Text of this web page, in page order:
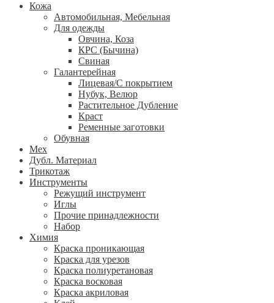
Кожа
Автомобильная, Мебельная
Для одежды
Овчина, Коза
КРС (Бычина)
Свиная
Галантерейная
Лицевая/С покрытием
Нубук, Велюр
Растительное Дубление
Краст
Ременные заготовки
Обувная
Мех
Дубл. Материал
Трикотаж
Инструменты
Режущий инструмент
Иглы
Прочие принадлежности
Набор
Химия
Краска проникающая
Краска для урезов
Краска полиуретановая
Краска восковая
Краска акриловая